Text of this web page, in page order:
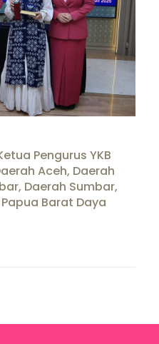
Pengurus YKB
Aceh, Daerah
Daerah Sumbar,
Barat Daya